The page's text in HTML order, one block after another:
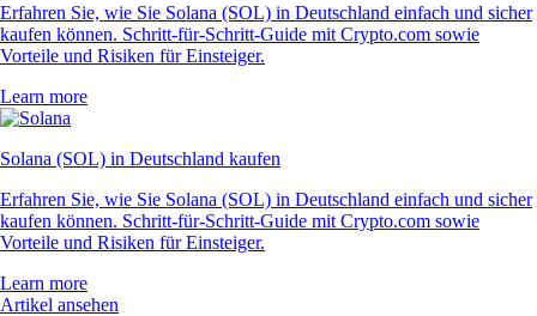
Erfahren Sie, wie Sie Solana (SOL) in Deutschland einfach und sicher
kaufen können. Schritt-für-Schritt-Guide mit Crypto.com sowie
Vorteile und Risiken für Einsteiger.
Learn more
Solana (SOL) in Deutschland kaufen
Erfahren Sie, wie Sie Solana (SOL) in Deutschland einfach und sicher
kaufen können. Schritt-für-Schritt-Guide mit Crypto.com sowie
Vorteile und Risiken für Einsteiger.
Learn more
Artikel ansehen